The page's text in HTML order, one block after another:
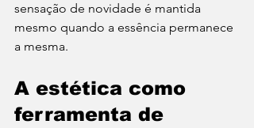
sensação de novidade é mantida
mesmo quando a essência permanece
a mesma.
A estética como
ferramenta de